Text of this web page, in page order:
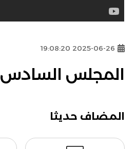
2025-06-26 19:08:20
المجلس السادس
المضاف حديثا